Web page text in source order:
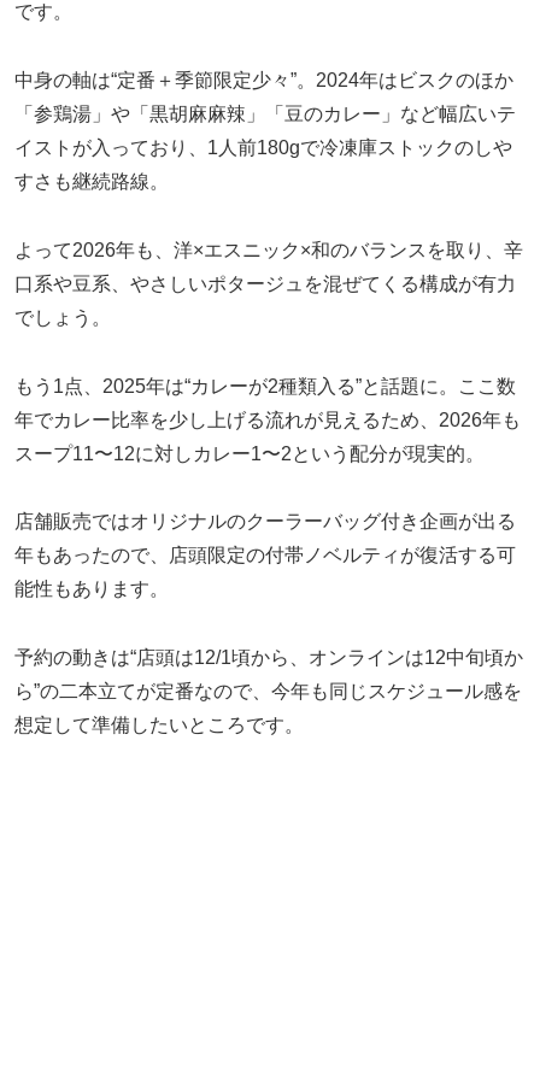
です。
中身の軸は“定番＋季節限定少々”。2024年はビスクのほか
「参鶏湯」や「黒胡麻麻辣」「豆のカレー」など幅広いテ
イストが入っており、1人前180gで冷凍庫ストックのしや
すさも継続路線。
よって2026年も、洋×エスニック×和のバランスを取り、辛
口系や豆系、やさしいポタージュを混ぜてくる構成が有力
でしょう。
もう1点、2025年は“カレーが2種類入る”と話題に。ここ数
年でカレー比率を少し上げる流れが見えるため、2026年も
スープ11〜12に対しカレー1〜2という配分が現実的。
店舗販売ではオリジナルのクーラーバッグ付き企画が出る
年もあったので、店頭限定の付帯ノベルティが復活する可
能性もあります。
予約の動きは“店頭は12/1頃から、オンラインは12中旬頃か
ら”の二本立てが定番なので、今年も同じスケジュール感を
想定して準備したいところです。